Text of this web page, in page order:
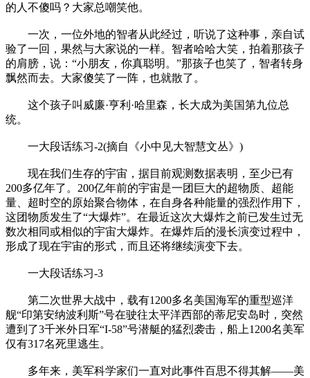
的人不傻吗？大家总嘲笑他。
一次，一位外地的智者从此经过，听说了这种事，亲自试
验了一回，果然与大家说的一样。智者哈哈大笑，拍着那孩子
的肩膀，说：“小朋友，你真聪明。”那孩子也笑了，智者转身
飘然而去。大家傻笑了一阵，也就散了。
这个孩子叫威廉·亨利·哈里森，长大成为美国第九位总
统。
一大段话练习-2(摘自《小中见大智慧文丛》)
现在我们生存的宇宙，据目前观测数据表明，至少已有
200多亿年了。200亿年前的宇宙是一团巨大的超物质、超能
量、超时空的原始聚合物体，在自身各种能量的强烈作用下，
这团物质发生了“大爆炸”。在最近这次大爆炸之前已发生过无
数次相同或相似的宇宙大爆炸。在爆炸后的漫长演变过程中，
形成了现在宇宙的形式，而且还将继续演变下去。
一大段话练习-3
第二次世界大战中，载有1200多名美国海军的重型巡洋
舰“印第安纳波利斯”号在驶往太平洋西部的蒂尼安岛时，突然
遭到了3千米外日军“I-58”号潜艇的猛烈袭击，船上1200名美军
仅有317名死里逃生。
多年来，美军科学家们一直对此事件百思不得其解——美